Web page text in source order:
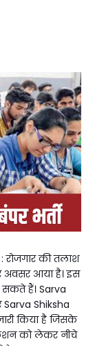
की तलाश
आया है। इस
सकते हैं। Sarva
Sarva Shiksha
किया है जिसके
को लेकर नीचे